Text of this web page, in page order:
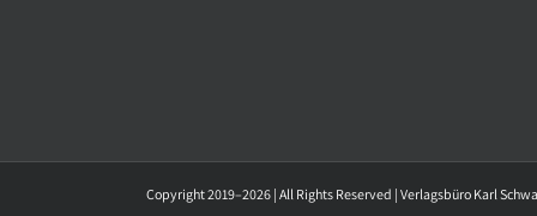
Copyright 2019–2026 | All Rights Reserved | Verlagsbüro Karl